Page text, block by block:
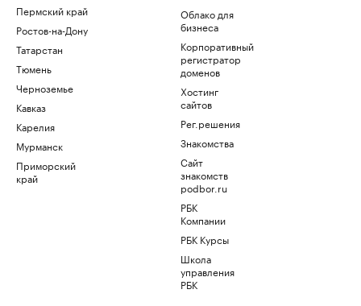
Пермский край
Ростов-на-Дону
Татарстан
Тюмень
Черноземье
Кавказ
Карелия
Мурманск
Приморский
край
Облако для
бизнеса
Корпоративный
регистратор
доменов
Хостинг
сайтов
Рег.решения
Знакомства
Сайт
знакомств
podbor.ru
РБК
Компании
РБК Курсы
Школа
управления
РБК